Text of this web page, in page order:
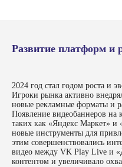
Развитие платформ и
2024 год стал годом роста и
Игроки рынка активно
новые рекламные форматы и
Появление видеобаннеров на
таких как «Яндекс Маркет» и
новые инструменты для
этим совершенствовались
видео между VK Play Live и
контентом и увеличивало